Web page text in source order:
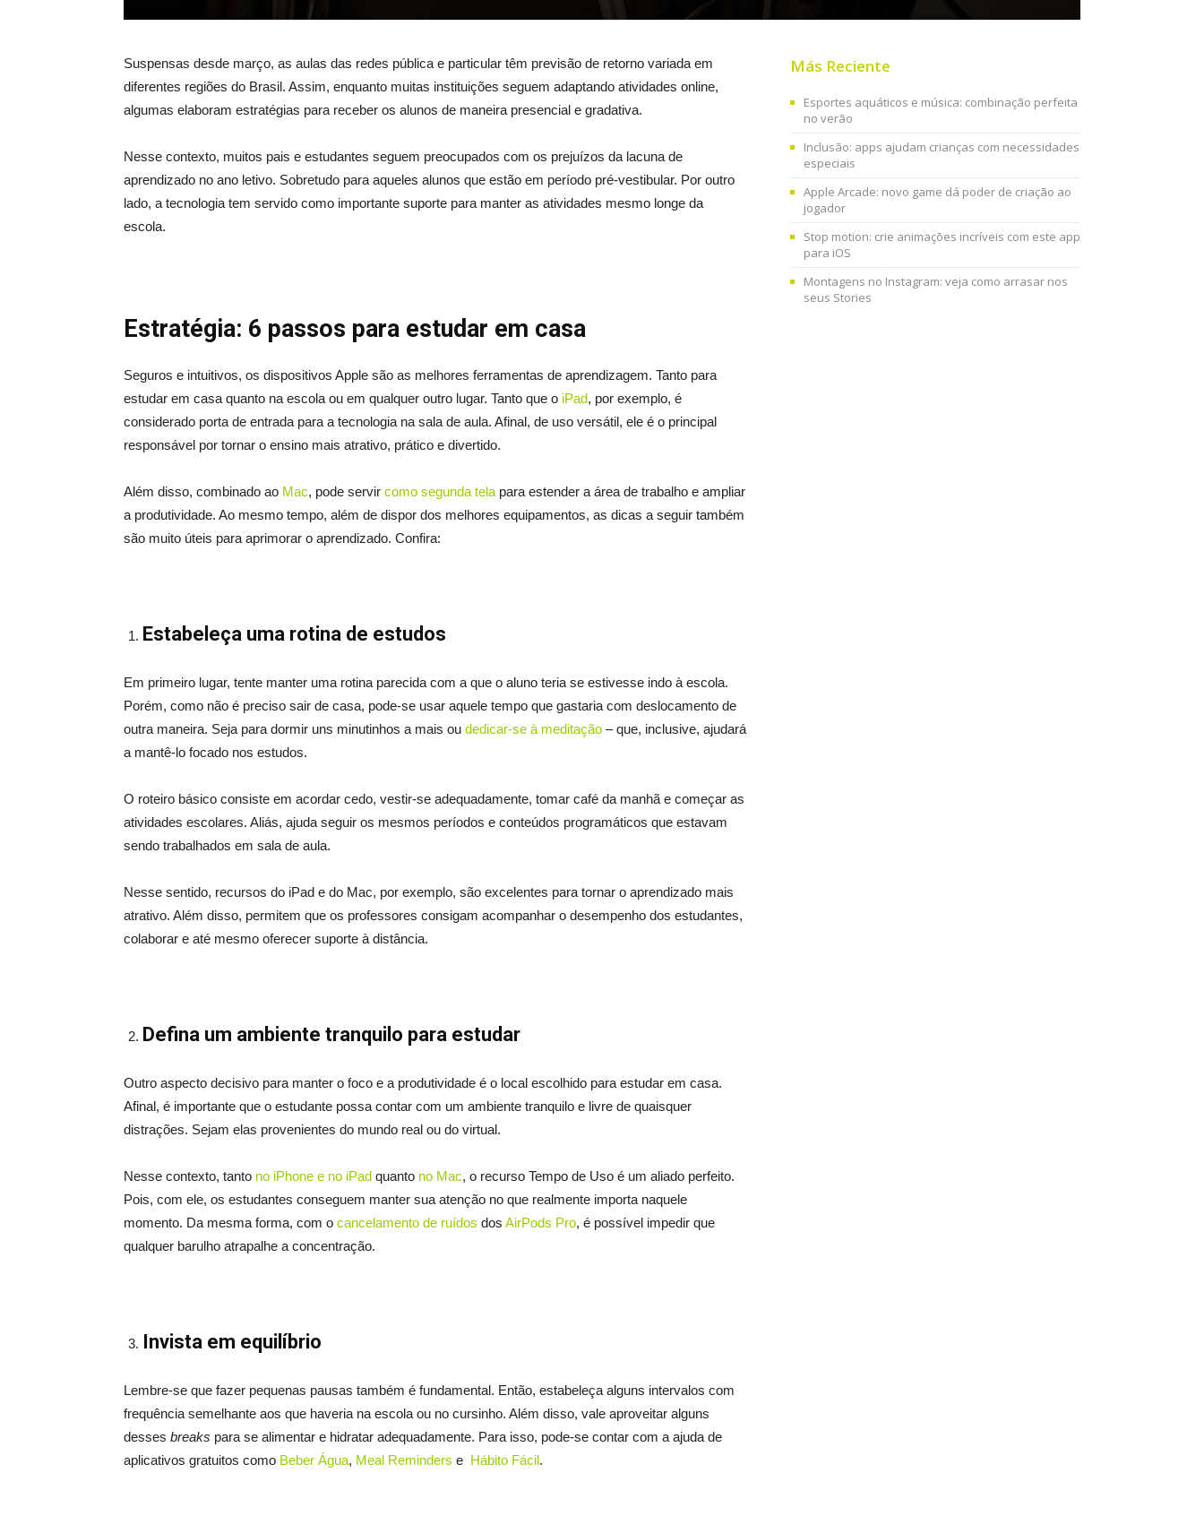
Suspensas desde março, as aulas das redes pública e particular têm previsão de retorno variada em
diferentes regiões do Brasil. Assim, enquanto muitas instituições seguem adaptando atividades online,
algumas elaboram estratégias para receber os alunos de maneira presencial e gradativa.
Nesse contexto, muitos pais e estudantes seguem preocupados com os prejuízos da lacuna de
aprendizado no ano letivo. Sobretudo para aqueles alunos que estão em período pré-vestibular. Por outro
lado, a tecnologia tem servido como importante suporte para manter as atividades mesmo longe da
escola.
Estratégia: 6 passos para estudar em casa
Seguros e intuitivos, os dispositivos Apple são as melhores ferramentas de aprendizagem. Tanto para
estudar em casa quanto na escola ou em qualquer outro lugar. Tanto que o iPad, por exemplo, é
considerado porta de entrada para a tecnologia na sala de aula. Afinal, de uso versátil, ele é o principal
responsável por tornar o ensino mais atrativo, prático e divertido.
Além disso, combinado ao Mac, pode servir como segunda tela para estender a área de trabalho e ampliar
a produtividade. Ao mesmo tempo, além de dispor dos melhores equipamentos, as dicas a seguir também
são muito úteis para aprimorar o aprendizado. Confira:
Estabeleça uma rotina de estudos
Em primeiro lugar, tente manter uma rotina parecida com a que o aluno teria se estivesse indo à escola.
Porém, como não é preciso sair de casa, pode-se usar aquele tempo que gastaria com deslocamento de
outra maneira. Seja para dormir uns minutinhos a mais ou dedicar-se à meditação – que, inclusive, ajudará
a mantê-lo focado nos estudos.
O roteiro básico consiste em acordar cedo, vestir-se adequadamente, tomar café da manhã e começar as
atividades escolares. Aliás, ajuda seguir os mesmos períodos e conteúdos programáticos que estavam
sendo trabalhados em sala de aula.
Nesse sentido, recursos do iPad e do Mac, por exemplo, são excelentes para tornar o aprendizado mais
atrativo. Além disso, permitem que os professores consigam acompanhar o desempenho dos estudantes,
colaborar e até mesmo oferecer suporte à distância.
Defina um ambiente tranquilo para estudar
Outro aspecto decisivo para manter o foco e a produtividade é o local escolhido para estudar em casa.
Afinal, é importante que o estudante possa contar com um ambiente tranquilo e livre de quaisquer
distrações. Sejam elas provenientes do mundo real ou do virtual.
Nesse contexto, tanto no iPhone e no iPad quanto no Mac, o recurso Tempo de Uso é um aliado perfeito.
Pois, com ele, os estudantes conseguem manter sua atenção no que realmente importa naquele
momento. Da mesma forma, com o cancelamento de ruídos dos AirPods Pro, é possível impedir que
qualquer barulho atrapalhe a concentração.
Invista em equilíbrio
Lembre-se que fazer pequenas pausas também é fundamental. Então, estabeleça alguns intervalos com
frequência semelhante aos que haveria na escola ou no cursinho. Além disso, vale aproveitar alguns
desses breaks para se alimentar e hidratar adequadamente. Para isso, pode-se contar com a ajuda de
aplicativos gratuitos como Beber Água, Meal Reminders e Hábito Fácil.
Más Reciente
Esportes aquáticos e música: combinação perfeita
no verão
Inclusão: apps ajudam crianças com necessidades
especiais
Apple Arcade: novo game dá poder de criação ao
jogador
Stop motion: crie animações incríveis com este app
para iOS
Montagens no Instagram: veja como arrasar nos
seus Stories